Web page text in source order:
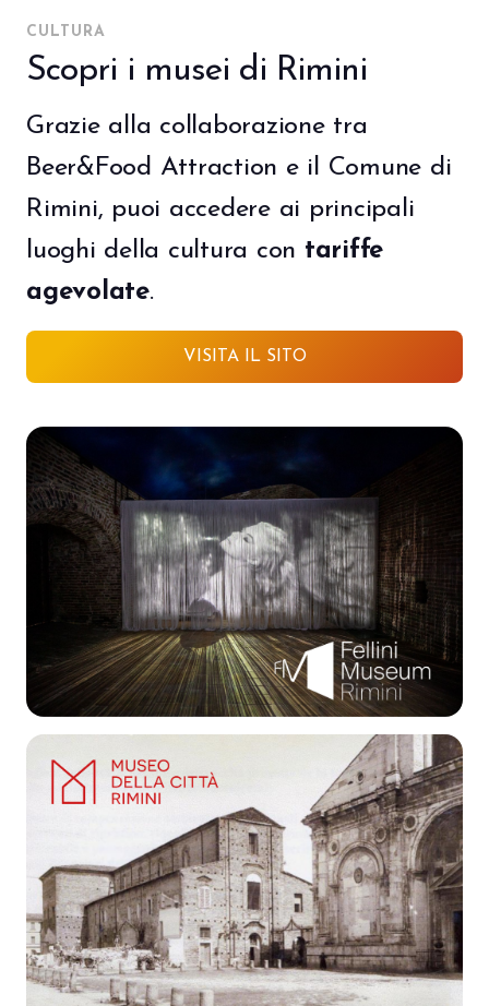
CULTURA
Scopri i musei di Rimini
Grazie alla collaborazione tra
Beer&Food Attraction e il Comune di
Rimini, puoi accedere ai principali
luoghi della cultura con tariffe
agevolate.
VISITA IL SITO